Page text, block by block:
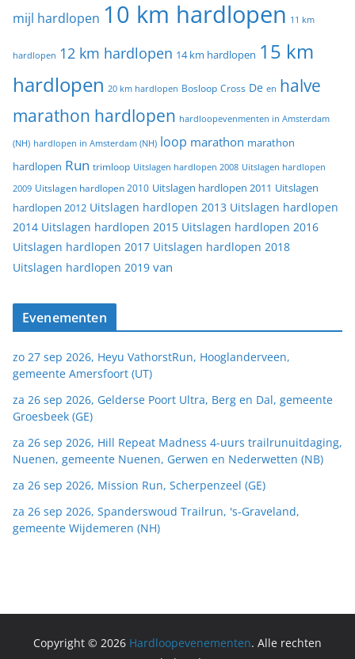
mijl hardlopen 10 km hardlopen 11 km
hardlopen 12 km hardlopen 14 km hardlopen 15 km
hardlopen 20 km hardlopen Bosloop Cross De en halve
marathon hardlopen hardloopevenmenten in Amsterdam
(NH) hardlopen in Amsterdam (NH) loop marathon marathon
hardlopen Run trimloop Uitslagen hardlopen 2008 Uitslagen hardlopen
2009 Uitslagen hardlopen 2010 Uitslagen hardlopen 2011 Uitslagen
hardlopen 2012 Uitslagen hardlopen 2013 Uitslagen hardlopen
2014 Uitslagen hardlopen 2015 Uitslagen hardlopen 2016
Uitslagen hardlopen 2017 Uitslagen hardlopen 2018
Uitslagen hardlopen 2019 van
Evenementen
zo 27 sep 2026, Heyu VathorstRun, Hooglanderveen,
gemeente Amersfoort (UT)
za 26 sep 2026, Gelderse Poort Ultra, Berg en Dal, gemeente
Groesbeek (GE)
za 26 sep 2026, Hill Repeat Madness 4-uurs trailrunuitdaging,
Nuenen, gemeente Nuenen, Gerwen en Nederwetten (NB)
za 26 sep 2026, Mission Run, Scherpenzeel (GE)
za 26 sep 2026, Spanderswoud Trailrun, 's-Graveland,
gemeente Wijdemeren (NH)
Copyright © 2026 Hardloopevenementen. Alle rechten